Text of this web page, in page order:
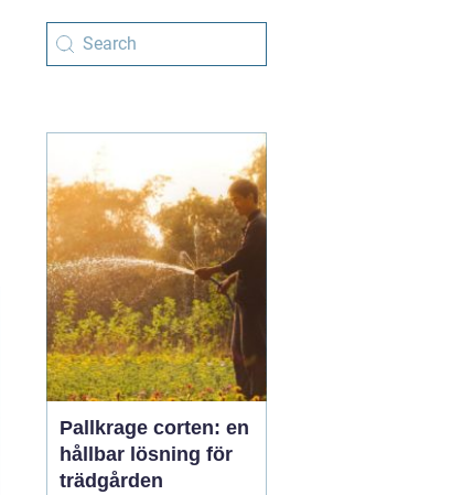
Pallkrage corten: en
hållbar lösning för
trädgården